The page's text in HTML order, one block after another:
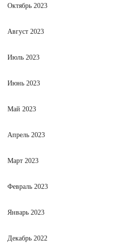
Октябрь 2023
Август 2023
Июль 2023
Июнь 2023
Май 2023
Апрель 2023
Март 2023
Февраль 2023
Январь 2023
Декабрь 2022